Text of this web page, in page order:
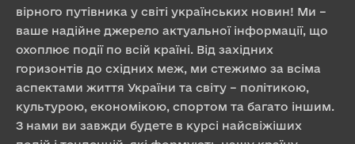
вірного путівника у світі українських новин! Ми –
ваше надійне джерело актуальної інформації, що
охоплює події по всій країні. Від західних
горизонтів до східних меж, ми стежимо за всіма
аспектами життя України та світу – політикою,
культурою, економікою, спортом та багато іншим.
З нами ви завжди будете в курсі найсвіжіших